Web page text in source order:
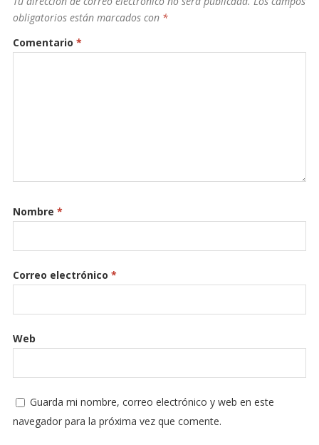
obligatorios están marcados con *
Comentario *
Nombre *
Correo electrónico *
Web
Guarda mi nombre, correo electrónico y web en este
navegador para la próxima vez que comente.